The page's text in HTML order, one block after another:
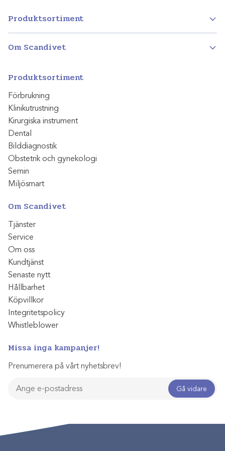
Produktsortiment
Om Scandivet
Produktsortiment
Förbrukning
Klinikutrustning
Kirurgiska instrument
Dental
Bilddiagnostik
Obstetrik och gynekologi
Semin
Miljösmart
Om Scandivet
Tjänster
Service
Om oss
Kundtjänst
Senaste nytt
Hållbarhet
Köpvillkor
Integritetspolicy
Whistleblower
Missa inga kampanjer!
Prenumerera på vårt nyhetsbrev!
Gå vidare